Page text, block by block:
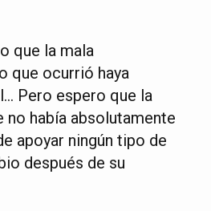
que la mala
que ocurrió haya
Pero espero que la
no había absolutamente
apoyar ningún tipo de
después de su